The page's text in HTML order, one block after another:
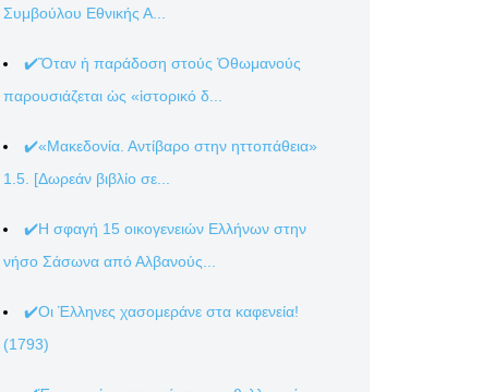
Συμβούλου Εθνικής Α...
✔️Ὅταν ἡ παράδοση στούς Ὀθωμανούς
παρουσιάζεται ὡς «ἱστορικό δ...
✔️«Μακεδονία. Αντίβαρο στην ηττοπάθεια»
1.5. [Δωρεάν βιβλίο σε...
✔️Η σφαγή 15 οικογενειών Ελλήνων στην
νήσο Σάσωνα από Αλβανούς...
✔️Οι Έλληνες χασομεράνε στα καφενεία!
(1793)